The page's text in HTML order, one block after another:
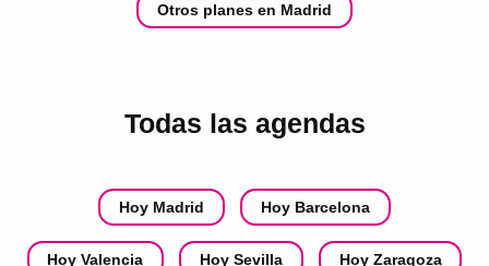
Otros planes en Madrid
Todas las agendas
Hoy Madrid Hoy Barcelona
Hoy Valencia Hoy Sevilla Hoy Zaragoza